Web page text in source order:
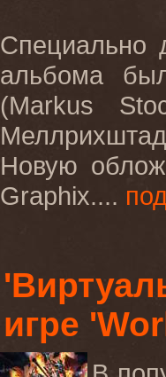
Специально
альбома
(Markus
Новую
Graphix....
игре